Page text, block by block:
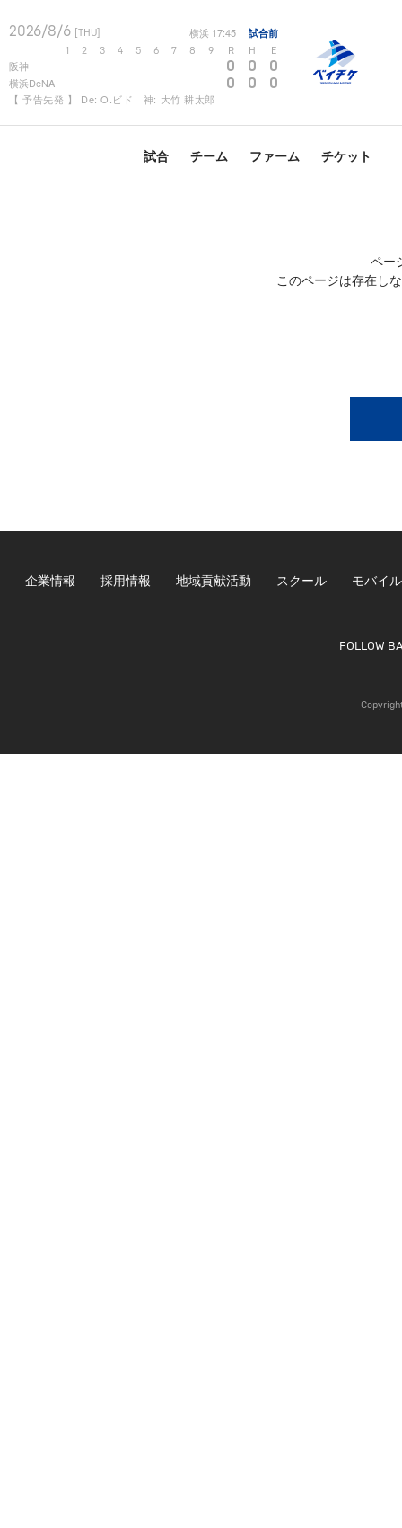
2026/8/6 [THU] 横浜 17:45 試合前
2 3 4 5 6 7 8 9 R H E
阪神 0 0 0
横浜DeNA 0 0 0
【 予告先発 】 De: O.ビド 神: 大竹 耕太郎
試合 チーム ファーム チケット
ペー
このページは存在し
企業情報 採用情報 地域貢献活動 スクール モバイル
FOLLOW